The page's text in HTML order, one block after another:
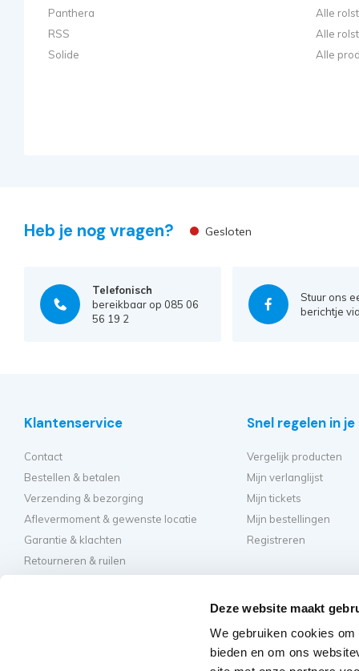
Deze website maakt
We gebruiken cookies
bieden en om ons
Panthera
RSS
Solide
Alle
Alle
Alle
Heb je nog vragen? Gesloten
Telefonisch
bereikbaar op 085 06
56 19 2
Stuur ons
berichtje
Klantenservice
Contact
Bestellen & betalen
Verzending & bezorging
Aflevermoment & gewenste locatie
Garantie & klachten
Retourneren & ruilen
Snel regelen in
Vergelijk producten
Mijn verlanglijst
Mijn tickets
Mijn bestellingen
Registreren
Welke kamersteiger